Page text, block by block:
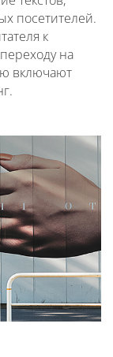
посетителей.
к
на
включают